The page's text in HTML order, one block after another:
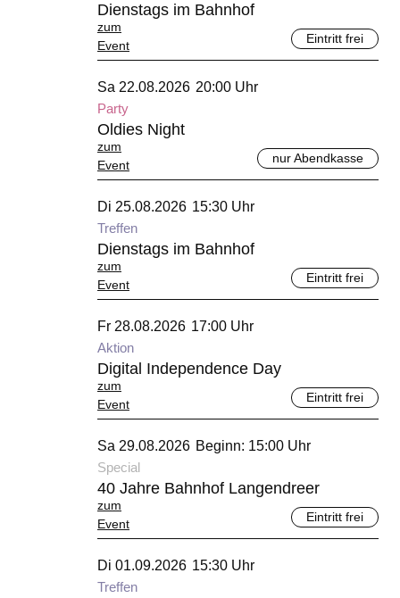
Eintritt frei
Dienstags im Bahnhof
zum
Event
August 2026
Sa 22.08.2026 20:00 Uhr
Party
nur Abendkasse
Oldies Night
zum
Event
August 2026
Di 25.08.2026 15:30 Uhr
Treffen
Eintritt frei
Dienstags im Bahnhof
zum
Event
August 2026
Fr 28.08.2026 17:00 Uhr
Aktion
Eintritt frei
Digital Independence Day
zum
Event
August 2026
Sa 29.08.2026 Beginn: 15:00 Uhr
Special
Eintritt frei
40 Jahre Bahnhof Langendreer
zum
Event
September 2026
Di 01.09.2026 15:30 Uhr
Treffen